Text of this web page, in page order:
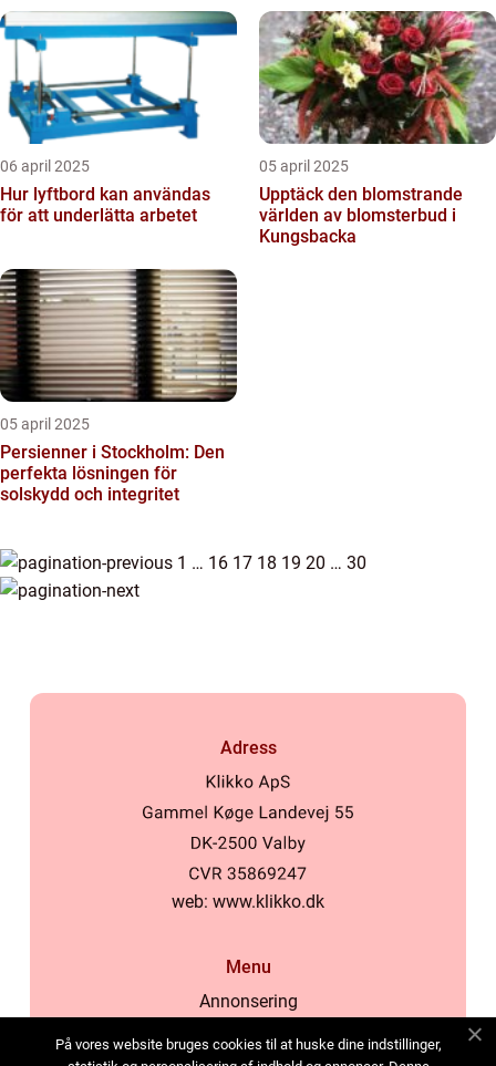
06 april 2025
Hur lyftbord kan användas
för att underlätta arbetet
05 april 2025
Upptäck den blomstrande
världen av blomsterbud i
Kungsbacka
05 april 2025
Persienner i Stockholm: Den
perfekta lösningen för
solskydd och integritet
1 … 16 17 18 19 20 … 30
Adress
web: www.klikko.dk
Menu
Annonsering
Cookies
På vores website bruges cookies til at huske dine indstillinger,